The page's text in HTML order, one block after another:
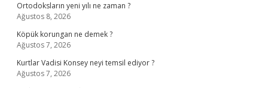
Ortodoksların yeni yılı ne zaman ?
Ağustos 8, 2026
Köpük korungan ne demek ?
Ağustos 7, 2026
Kurtlar Vadisi Konsey neyi temsil ediyor ?
Ağustos 7, 2026